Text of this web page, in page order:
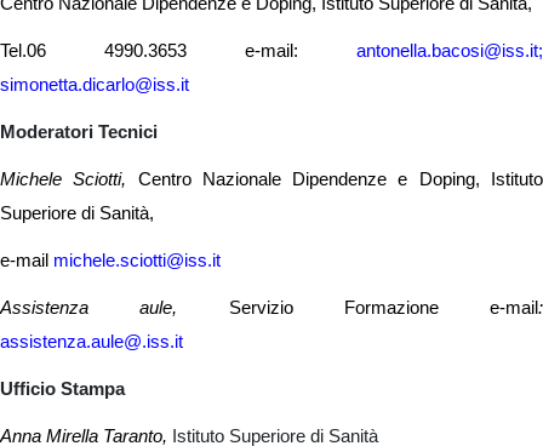
Tel.06 4990.3653 e-mail: antonella.bacosi@iss.it;
simonetta.dicarlo@iss.it
Moderatori Tecnici
Michele Sciotti, Centro Nazionale Dipendenze e Doping, Istituto
Superiore di Sanità,
e-mail michele.sciotti@iss.it
Assistenza aule, Servizio Formazione e-mail:
assistenza.aule@.iss.it
Ufficio Stampa
Anna Mirella Taranto, Istituto Superiore di Sanità